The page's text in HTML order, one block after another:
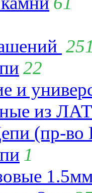
22
и
из
(пр-во
1